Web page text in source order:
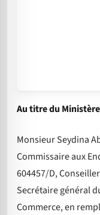
Au titre du
Monsieur Seydina
Commissaire aux
604457/D,
Secrétaire général
Commerce, en